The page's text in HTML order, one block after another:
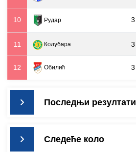
10 Рудар 3
11 Колубара 3
12 Обилић 3
Последњи резултати
Следеће коло